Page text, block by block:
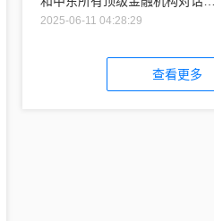
提到 Chainlink
2025-06-11 04:28:29
查看更多